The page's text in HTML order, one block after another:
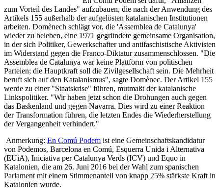
zum Vorteil des Landes" aufzubauen, die nach der Anwendung des
Artikels 155 außerhalb der aufgelösten katalanischen Institutionen
arbeiten. Domènech schlägt vor, die 'Assemblea de Catalunya'
wieder zu beleben, eine 1971 gegründete gemeinsame Organisation,
in der sich Politiker, Gewerkschafter und antifaschistische Aktivisten
im Widerstand gegen die Franco-Diktatur zusammenschlossen. "Die
Assemblea de Catalunya war keine Plattform von politischen
Parteien; die Hauptkraft soll die Zivilgesellschaft sein. Die Mehrheit
beruft sich auf den Katalanismus", sagte Domènec. Der Artikel 155
werde zu einer "Staatskrise" führen, mutmaßt der katalanische
Linkspolitiker. "Wir haben jetzt schon die Drohungen auch gegen
das Baskenland und gegen Navarra. Dies wird zu einer Reaktion
der Transformation führen, die letzten Endes die Wiederherstellung
der Vergangenheit verhindert."
Anmerkung: En Comú Podem ist eine Gemeinschaftskandidatur
von Podemos, Barcelona en Comú, Esquerra Unida i Alternativa
(EUiA), Iniciativa per Catalunya Verds (ICV) und Equo in
Katalonien, die am 26. Juni 2016 bei der Wahl zum spanischen
Parlament mit einem Stimmenanteil von knapp 25% stärkste Kraft in
Katalonien wurde.